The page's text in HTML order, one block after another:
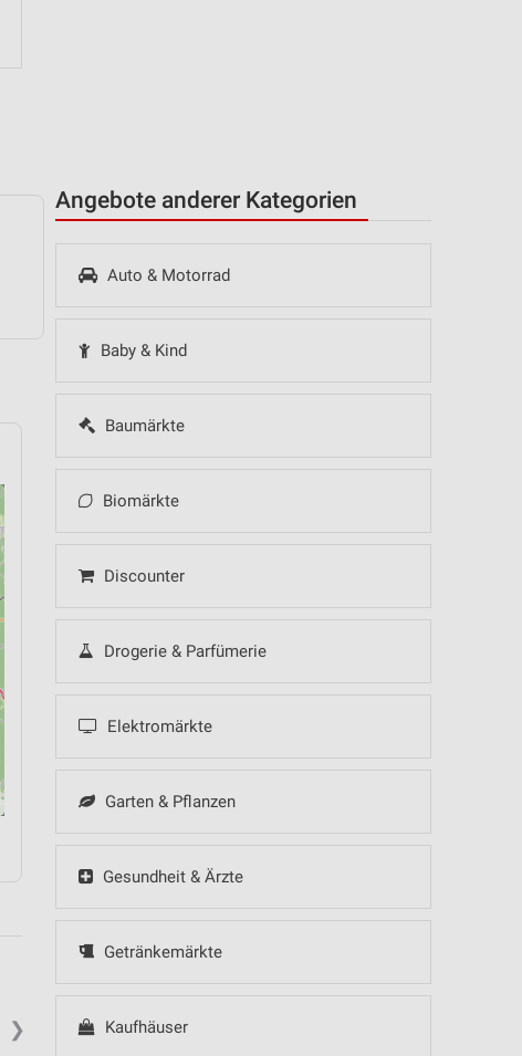
Angebote anderer Kategorien
Auto & Motorrad
Baby & Kind
Baumärkte
Biomärkte
Discounter
Drogerie & Parfümerie
Elektromärkte
Garten & Pflanzen
Gesundheit & Ärzte
Getränkemärkte
Kaufhäuser
❯